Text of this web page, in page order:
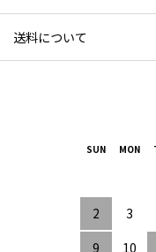
送料について
2
3
9
10